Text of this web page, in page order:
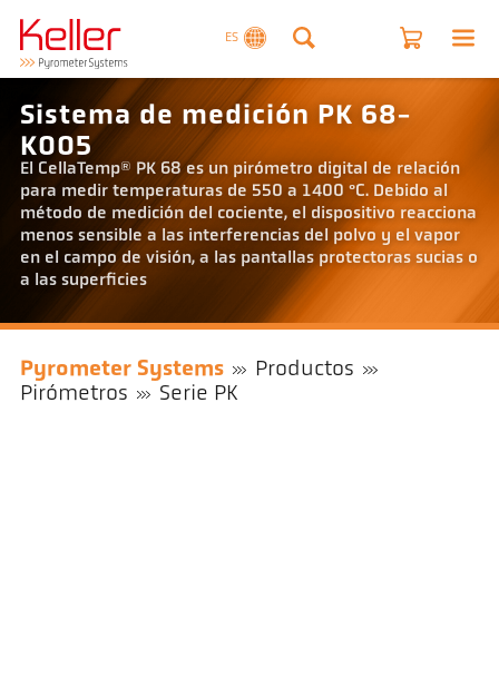
ES
Sistema de medición PK 68-
K005
El CellaTemp® PK 68 es un pirómetro digital de relación
para medir temperaturas de 550 a 1400 °C. Debido al
método de medición del cociente, el dispositivo reacciona
menos sensible a las interferencias del polvo y el vapor
en el campo de visión, a las pantallas protectoras sucias o
a las superficies
Pyrometer Systems
Productos
Pirómetros
Serie PK